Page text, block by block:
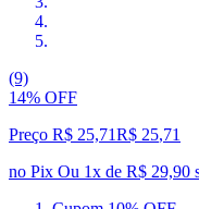
(9)
14% OFF
Preço R$ 25,71R$ 25,71
no Pix Ou 1x de R$ 29,90